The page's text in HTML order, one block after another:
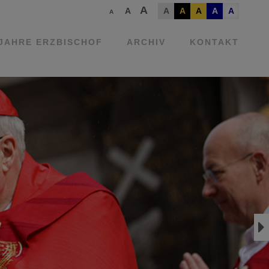
A A A A A A A A
ERZBISCHOF ARCHIV KONTAKT